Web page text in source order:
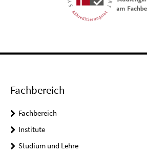
Fachbereich
Fachbereich
Institute
Studium und Lehre